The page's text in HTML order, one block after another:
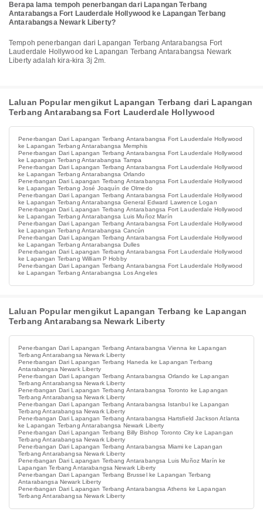
Berapa lama tempoh penerbangan dari Lapangan Terbang
Antarabangsa Fort Lauderdale Hollywood ke Lapangan Terbang
Antarabangsa Newark Liberty?
Tempoh penerbangan dari Lapangan Terbang Antarabangsa Fort
Lauderdale Hollywood ke Lapangan Terbang Antarabangsa Newark
Liberty adalah kira-kira 3j 2m.
Laluan Popular mengikut Lapangan Terbang dari Lapangan
Terbang Antarabangsa Fort Lauderdale Hollywood
Penerbangan Dari Lapangan Terbang Antarabangsa Fort Lauderdale Hollywood
ke Lapangan Terbang Antarabangsa Memphis
Penerbangan Dari Lapangan Terbang Antarabangsa Fort Lauderdale Hollywood
ke Lapangan Terbang Antarabangsa Tampa
Penerbangan Dari Lapangan Terbang Antarabangsa Fort Lauderdale Hollywood
ke Lapangan Terbang Antarabangsa Orlando
Penerbangan Dari Lapangan Terbang Antarabangsa Fort Lauderdale Hollywood
ke Lapangan Terbang José Joaquín de Olmedo
Penerbangan Dari Lapangan Terbang Antarabangsa Fort Lauderdale Hollywood
ke Lapangan Terbang Antarabangsa General Edward Lawrence Logan
Penerbangan Dari Lapangan Terbang Antarabangsa Fort Lauderdale Hollywood
ke Lapangan Terbang Antarabangsa Luis Muñoz Marín
Penerbangan Dari Lapangan Terbang Antarabangsa Fort Lauderdale Hollywood
ke Lapangan Terbang Antarabangsa Cancún
Penerbangan Dari Lapangan Terbang Antarabangsa Fort Lauderdale Hollywood
ke Lapangan Terbang Antarabangsa Dulles
Penerbangan Dari Lapangan Terbang Antarabangsa Fort Lauderdale Hollywood
ke Lapangan Terbang William P Hobby
Penerbangan Dari Lapangan Terbang Antarabangsa Fort Lauderdale Hollywood
ke Lapangan Terbang Antarabangsa Los Angeles
Laluan Popular mengikut Lapangan Terbang ke Lapangan
Terbang Antarabangsa Newark Liberty
Penerbangan Dari Lapangan Terbang Antarabangsa Vienna ke Lapangan
Terbang Antarabangsa Newark Liberty
Penerbangan Dari Lapangan Terbang Haneda ke Lapangan Terbang
Antarabangsa Newark Liberty
Penerbangan Dari Lapangan Terbang Antarabangsa Orlando ke Lapangan
Terbang Antarabangsa Newark Liberty
Penerbangan Dari Lapangan Terbang Antarabangsa Toronto ke Lapangan
Terbang Antarabangsa Newark Liberty
Penerbangan Dari Lapangan Terbang Antarabangsa Istanbul ke Lapangan
Terbang Antarabangsa Newark Liberty
Penerbangan Dari Lapangan Terbang Antarabangsa Hartsfield Jackson Atlanta
ke Lapangan Terbang Antarabangsa Newark Liberty
Penerbangan Dari Lapangan Terbang Billy Bishop Toronto City ke Lapangan
Terbang Antarabangsa Newark Liberty
Penerbangan Dari Lapangan Terbang Antarabangsa Miami ke Lapangan
Terbang Antarabangsa Newark Liberty
Penerbangan Dari Lapangan Terbang Antarabangsa Luis Muñoz Marín ke
Lapangan Terbang Antarabangsa Newark Liberty
Penerbangan Dari Lapangan Terbang Brussel ke Lapangan Terbang
Antarabangsa Newark Liberty
Penerbangan Dari Lapangan Terbang Antarabangsa Athens ke Lapangan
Terbang Antarabangsa Newark Liberty